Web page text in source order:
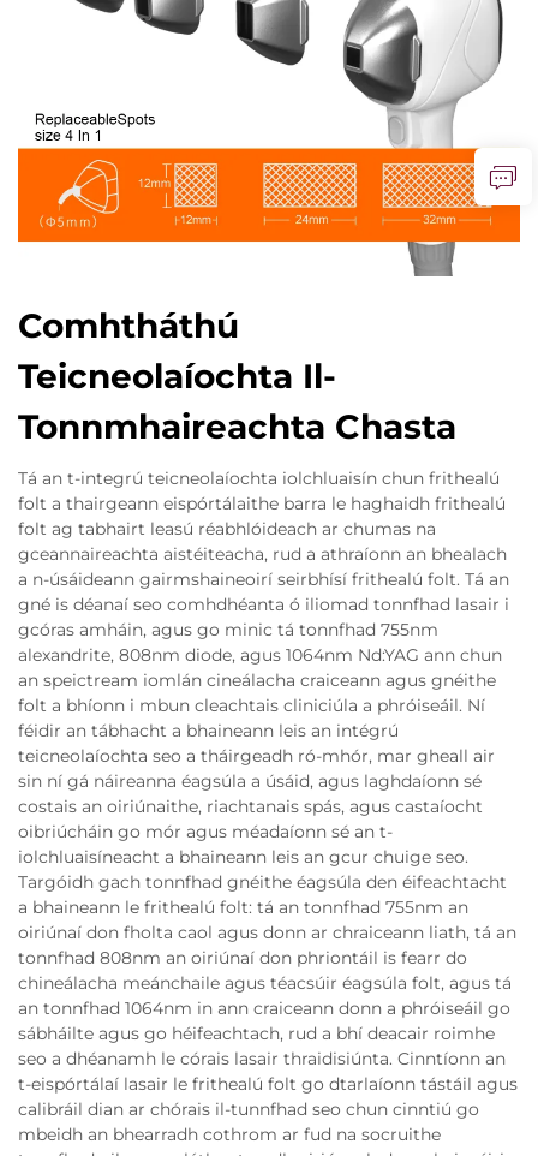
Comhtháthú
Teicneolaíochta Il-
Tonnmhaireachta Chasta
Tá an t-integrú teicneolaíochta iolchluaisín chun frithealú
folt a thairgeann eispórtálaithe barra le haghaidh frithealú
folt ag tabhairt leasú réabhlóideach ar chumas na
gceannaireachta aistéiteacha, rud a athraíonn an bhealach
a n-úsáideann gairmshaineoirí seirbhísí frithealú folt. Tá an
gné is déanaí seo comhdhéanta ó iliomad tonnfhad lasair i
gcóras amháin, agus go minic tá tonnfhad 755nm
alexandrite, 808nm diode, agus 1064nm Nd:YAG ann chun
an speictream iomlán cineálacha craiceann agus gnéithe
folt a bhíonn i mbun cleachtais cliniciúla a phróiseáil. Ní
féidir an tábhacht a bhaineann leis an intégrú
teicneolaíochta seo a tháirgeadh ró-mhór, mar gheall air
sin ní gá náireanna éagsúla a úsáid, agus laghdaíonn sé
costais an oiriúnaithe, riachtanais spás, agus castaíocht
oibriúcháin go mór agus méadaíonn sé an t-
iolchluaisíneacht a bhaineann leis an gcur chuige seo.
Targóidh gach tonnfhad gnéithe éagsúla den éifeachtacht
a bhaineann le frithealú folt: tá an tonnfhad 755nm an
oiriúnaí don fholta caol agus donn ar chraiceann liath, tá an
tonnfhad 808nm an oiriúnaí don phriontáil is fearr do
chineálacha meánchaile agus téacsúir éagsúla folt, agus tá
an tonnfhad 1064nm in ann craiceann donn a phróiseáil go
sábháilte agus go héifeachtach, rud a bhí deacair roimhe
seo a dhéanamh le córais lasair thraidisiúnta. Cinntíonn an
t-eispórtálaí lasair le frithealú folt go dtarlaíonn tástáil agus
calibráil dian ar chórais il-tunnfhad seo chun cinntiú go
mbeidh an bhearradh cothrom ar fud na socruithe